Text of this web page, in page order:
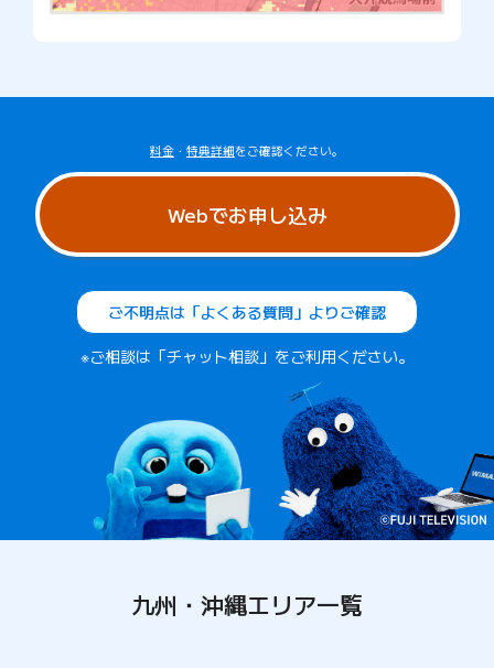
料金 ・ 特典詳細をご確認ください。
Webでお申し込み
ご不明点は「よくある質問」よりご確認
※ご相談は「チャット相談」をご利用ください。
九州・沖縄エリア一覧